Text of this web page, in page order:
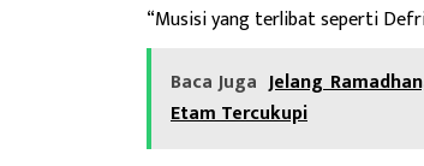
“Musisi yang terlibat seperti
Baca Juga Jelang
Etam Tercukupi